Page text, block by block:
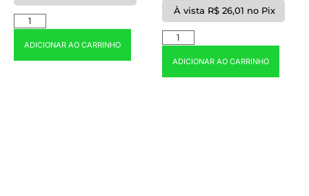
ADICIONAR AO CARRINHO
À vista R$ 26,01 no Pix
ADICIONAR AO CARRINHO